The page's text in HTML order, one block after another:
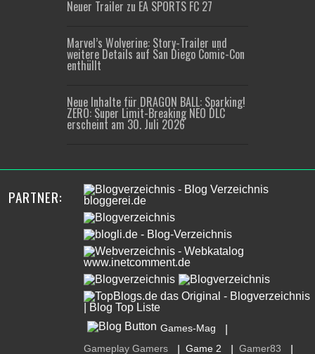
Neuer Trailer zu EA SPORTS FC 27
Marvel’s Wolverine: Story-Trailer und
weitere Details auf San Diego Comic-Con
enthüllt
Neue Inhalte für DRAGON BALL: Sparking!
ZERO: Super Limit-Breaking NEO DLC
erscheint am 30. Juli 2026
PARTNER:
Games-Mag
Gameplay Gamers Game 2 Gamer83